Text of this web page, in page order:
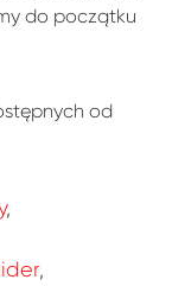
do początku
od
,
,